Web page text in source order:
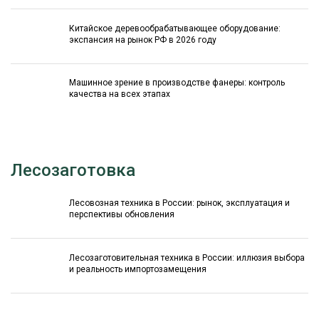
Китайское деревообрабатывающее оборудование:
экспансия на рынок РФ в 2026 году
Машинное зрение в производстве фанеры: контроль
качества на всех этапах
Лесозаготовка
Лесовозная техника в России: рынок, эксплуатация и
перспективы обновления
Лесозаготовительная техника в России: иллюзия выбора
и реальность импортозамещения